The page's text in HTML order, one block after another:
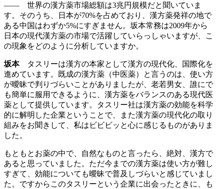
―― 世界の漢方薬市場総額は3兆円規模だと聞いていま
す。そのうち、日本が70%を占めており、漢方薬発祥の地で
ある中国はわずか5%にすぎません。坂本常務は2009年から
日本の現代漢方薬の市場で活躍していらっしゃいますが、こ
の現象をどのように分析していますか。
坂本タスリーは漢方の本家として漢方の現代化、国際化を
進めています。既成の漢方薬（中医薬）と言うのは、使い方
が曖昧で判りづらいことがありましたが、老若男女、誰にで
も簡単に服用できるように、漢方薬をバランスのある現代医
薬として提供しています。タスリー社は漢方薬の効能を科学
的に解明した企業ということで、また漢方薬の現代化の取り
組みをお聞きして、私はビビビッと心に感じるものがありま
した。
もともとお薬の中で、自然なものと言ったら、絶対、漢方で
あると思っていました。ただ今までの漢方薬は使い方が難し
すぎて、効能についても曖昧で普及しづらいと感じていまし
た。ですからこのタスリーという企業に出会ったときに、も